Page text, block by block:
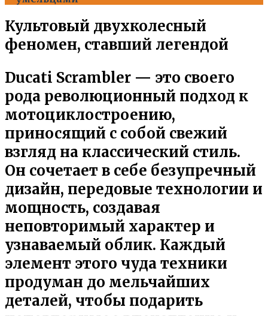
Культовый двухколесный
феномен, ставший легендой
Ducati Scrambler — это своего
рода революционный подход к
мотоциклостроению,
приносящий с собой свежий
взгляд на классический стиль.
Он сочетает в себе безупречный
дизайн, передовые технологии и
мощность, создавая
неповторимый характер и
узнаваемый облик. Каждый
элемент этого чуда техники
продуман до мельчайших
деталей, чтобы подарить